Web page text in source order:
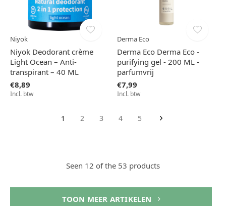
Niyok
Niyok Deodorant crème
Light Ocean – Anti-
transpirant – 40 ML
€8,89
Incl. btw
Derma Eco
Derma Eco Derma Eco -
purifying gel - 200 ML -
parfumvrij
€7,99
Incl. btw
1 2 3 4 5
Seen 12 of the 53 products
TOON MEER ARTIKELEN